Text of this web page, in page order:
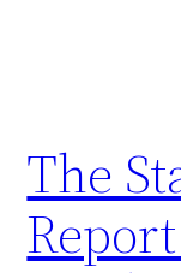
The